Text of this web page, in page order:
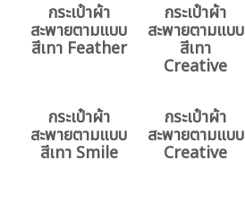
กระเป๋าผ้า
สะพายตามแบบ
สีเทา Feather
กระเป๋าผ้า
สะพายตามแบบ
สีเทา
Creative
กระเป๋าผ้า
สะพายตามแบบ
สีเทา Smile
กระเป๋าผ้า
สะพายตามแบบ
Creative